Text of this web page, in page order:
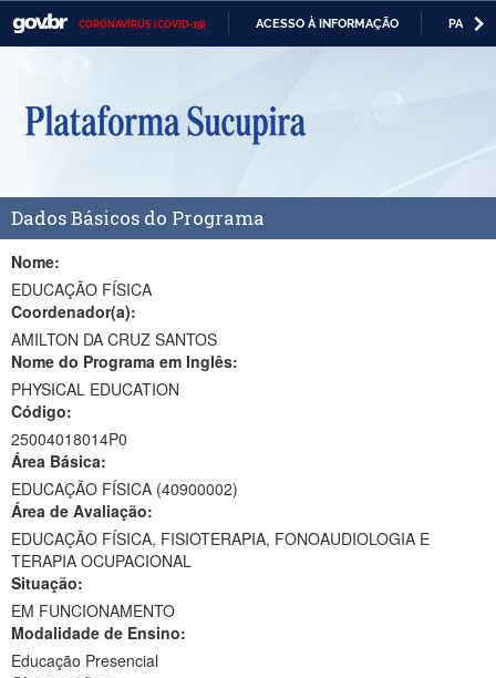
CORONAVÍRUS (COVID-19) ACESSO À INFORMAÇÃO
Casa Civil
Ministério da Defesa
Ministério da Economia
Ministério da Infraestrutura
Ministério da Agricultura, Pecuária e Abastecimento
Ministério da Educação
Ministério da Cidadania
Ministério da Saúde
Ministério de Minas e Energia
Ministério da Ciência, Tecnologia, Inovações e Comunicações
Ministério do Meio Ambiente
Ministério do Turismo
Ministério do Desenvolvimento Regional
Dados Básicos do Programa
Nome:
EDUCAÇÃO FÍSICA
Coordenador(a):
AMILTON DA CRUZ SANTOS
Nome do Programa em Inglês:
PHYSICAL EDUCATION
Código:
25004018014P0
Área Básica:
EDUCAÇÃO FÍSICA (40900002)
Área de Avaliação:
EDUCAÇÃO FÍSICA, FISIOTERAPIA, FONOAUDIOLOGIA E
TERAPIA OCUPACIONAL
Situação:
EM FUNCIONAMENTO
Modalidade de Ensino:
Educação Presencial